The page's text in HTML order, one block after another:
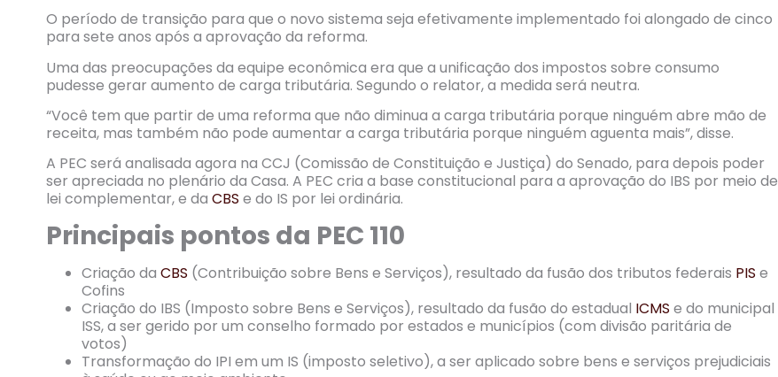
O período de transição para que o novo sistema seja efetivamente implementado foi alongado de cinco
para sete anos após a aprovação da reforma.
Uma das preocupações da equipe econômica era que a unificação dos impostos sobre consumo
pudesse gerar aumento de carga tributária. Segundo o relator, a medida será neutra.
“Você tem que partir de uma reforma que não diminua a carga tributária porque ninguém abre mão de
receita, mas também não pode aumentar a carga tributária porque ninguém aguenta mais”, disse.
A PEC será analisada agora na CCJ (Comissão de Constituição e Justiça) do Senado, para depois poder
ser apreciada no plenário da Casa. A PEC cria a base constitucional para a aprovação do IBS por meio de
lei complementar, e da CBS e do IS por lei ordinária.
Principais pontos da PEC 110
Criação da CBS (Contribuição sobre Bens e Serviços), resultado da fusão dos tributos federais PIS e
Cofins
Criação do IBS (Imposto sobre Bens e Serviços), resultado da fusão do estadual ICMS e do municipal
ISS, a ser gerido por um conselho formado por estados e municípios (com divisão paritária de
votos)
Transformação do IPI em um IS (imposto seletivo), a ser aplicado sobre bens e serviços prejudiciais